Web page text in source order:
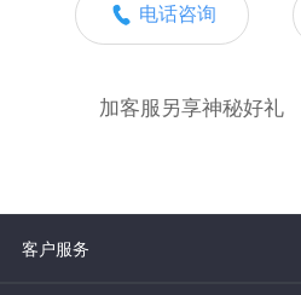
电话咨询
加客服另享神秘好礼
客户服务